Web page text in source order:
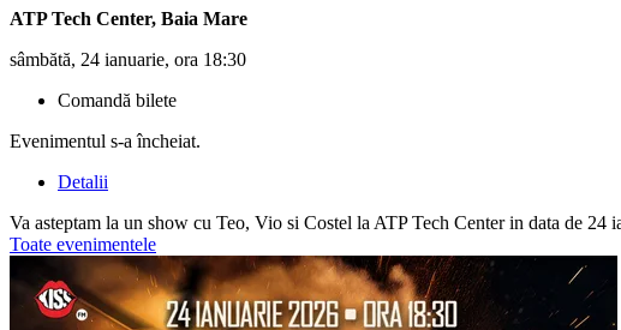
ATP Tech Center, Baia Mare
sâmbătă, 24 ianuarie, ora 18:30
Comandă bilete
Evenimentul s-a încheiat.
Detalii
Va asteptam la un show cu Teo, Vio si Costel la ATP Tech Center in data de 24
Toate evenimentele